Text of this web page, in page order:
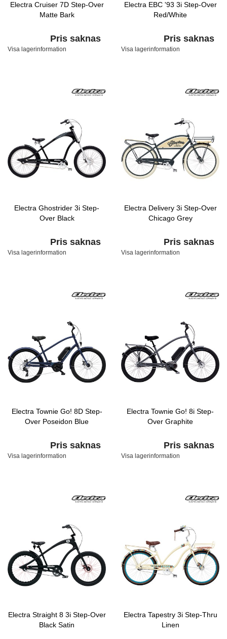
Electra Cruiser 7D Step-Over
Matte Bark
Pris saknas
Visa lagerinformation
Electra EBC '93 3i Step-Over
Red/White
Pris saknas
Visa lagerinformation
Electra Ghostrider 3i Step-
Over Black
Pris saknas
Visa lagerinformation
Electra Delivery 3i Step-Over
Chicago Grey
Pris saknas
Visa lagerinformation
Electra Townie Go! 8D Step-
Over Poseidon Blue
Pris saknas
Visa lagerinformation
Electra Townie Go! 8i Step-
Over Graphite
Pris saknas
Visa lagerinformation
Electra Straight 8 3i Step-Over
Black Satin
Electra Tapestry 3i Step-Thru
Linen